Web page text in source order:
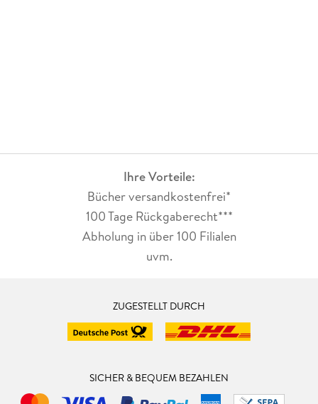
Ihre Vorteile:
Bücher versandkostenfrei*
100 Tage Rückgaberecht***
Abholung in über 100 Filialen
uvm.
ZUGESTELLT DURCH
SICHER & BEQUEM BEZAHLEN